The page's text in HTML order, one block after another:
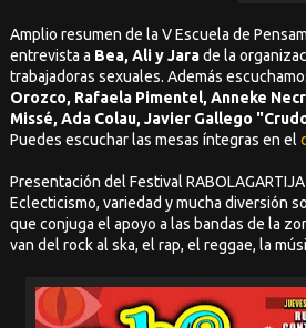
Amplio resumen de la V Escuela de
entrevista a Bea, Ali y Jarade la
trabajadoras sexuales. Además
Orozco, Rafaela Pimentel, Anneke
Missé, Ada Colau, Javier Gallego
Puedes escuchar las mesas íntegras en el
Presentación del Festival
Eclecticismo, variedad y mucha diversión
que conjuga el apoyo a las bandas de la
van del rock al ska, el rap, el reggae, la